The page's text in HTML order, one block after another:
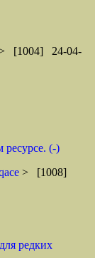
[1004] 24-04-
ресурсе. (-)
> [1008]
редких